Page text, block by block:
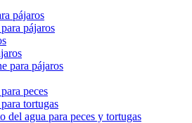
pájaros
pájaros
para pájaros
peces
tortugas
del agua para peces y tortugas